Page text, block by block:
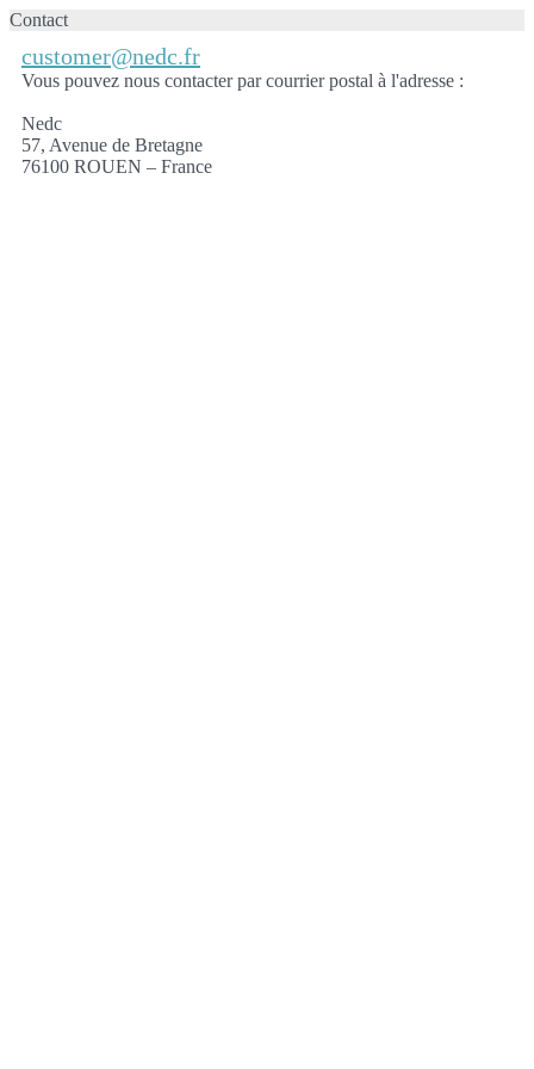
Contact
customer@nedc.fr
Vous pouvez nous contacter par courrier postal à l'adresse :
Nedc
57, Avenue de Bretagne
76100 ROUEN – France